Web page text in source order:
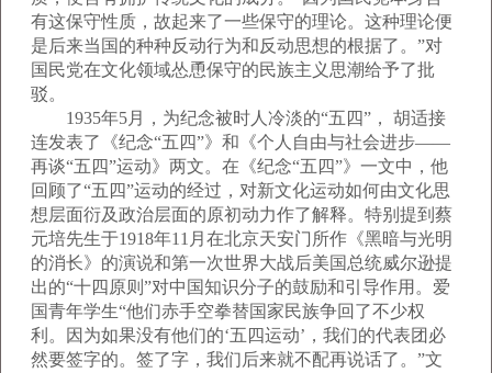
有这保守性质，故起来了一些保守的理论。这种理论便
是后来当国的种种反动行为和反动思想的根据了。”对
国民党在文化领域怂恿保守的民族主义思潮给予了批
驳。
1935年5月，为纪念被时人冷淡的“五四”， 胡适接
连发表了《纪念“五四”》和《个人自由与社会进步——
再谈“五四”运动》两文。在《纪念“五四”》一文中，他
回顾了“五四”运动的经过，对新文化运动如何由文化思
想层面衍及政治层面的原初动力作了解释。特别提到蔡
元培先生于1918年11月在北京天安门所作《黑暗与光明
的消长》的演说和第一次世界大战后美国总统威尔逊提
出的“十四原则”对中国知识分子的鼓励和引导作用。爱
国青年学生“他们赤手空拳替国家民族争回了不少权
利。因为如果没有他们的‘五四运动’，我们的代表团必
然要签字的。签了字，我们后来就不配再说话了。”文